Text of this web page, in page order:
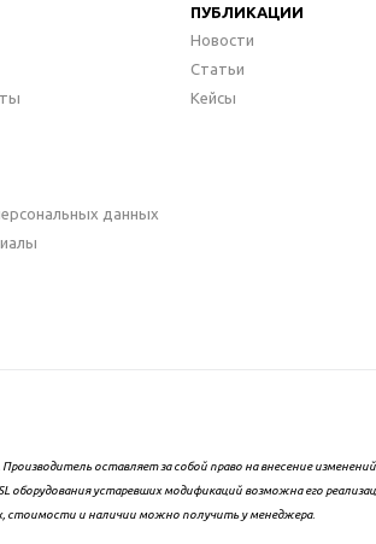
данных
ПУБЛИКАЦИИ
Новости
Статьи
Кейсы
оставляет за собой право на внесение
оборудования устаревших модификаций возможна его
стоимости и наличии можно получить у менеджера.